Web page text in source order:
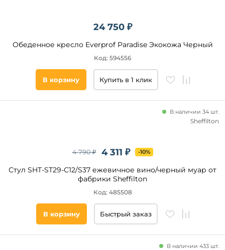
24 750 ₽
Обеденное кресло Everprof Paradise Экокожа Черный
Код: 594556
В корзину Купить в 1 клик
4 311 ₽
4 790 ₽ -10%
Стул SHT-ST29-С12/S37 ежевичное вино/черный муар от
фабрики Sheffilton
В наличии 34 шт.
Код: 485508
Sheffilton
В корзину Быстрый заказ
В наличии 433 шт.